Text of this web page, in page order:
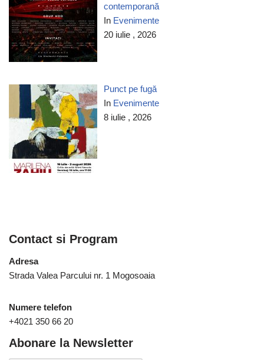
contemporană
In Evenimente
20 iulie , 2026
Punct pe fugă
In Evenimente
8 iulie , 2026
Contact si Program
Adresa
Strada Valea Parcului nr. 1 Mogosoaia
Numere telefon
+4021 350 66 20
Abonare la Newsletter